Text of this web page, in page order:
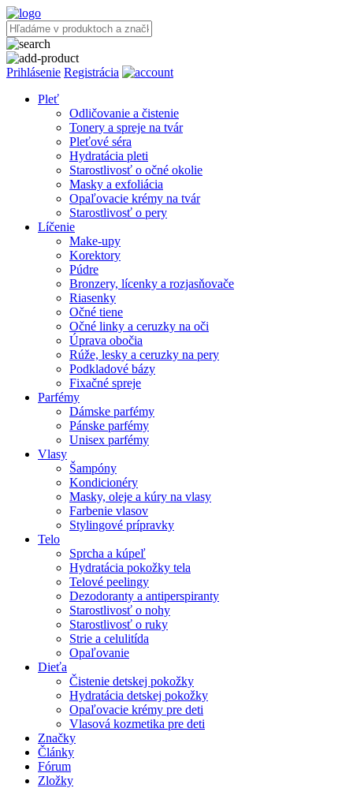
Prihlásenie Registrácia
Pleť
Odličovanie a čistenie
Tonery a spreje na tvár
Pleťové séra
Hydratácia pleti
Starostlivosť o očné okolie
Masky a exfoliácia
Opaľovacie krémy na tvár
Starostlivosť o pery
Líčenie
Make-upy
Korektory
Púdre
Bronzery, lícenky a rozjasňovače
Riasenky
Očné tiene
Očné linky a ceruzky na oči
Úprava obočia
Rúže, lesky a ceruzky na pery
Podkladové bázy
Fixačné spreje
Parfémy
Dámske parfémy
Pánske parfémy
Unisex parfémy
Vlasy
Šampóny
Kondicionéry
Masky, oleje a kúry na vlasy
Farbenie vlasov
Stylingové prípravky
Telo
Sprcha a kúpeľ
Hydratácia pokožky tela
Telové peelingy
Dezodoranty a antiperspiranty
Starostlivosť o nohy
Starostlivosť o ruky
Strie a celulitída
Opaľovanie
Dieťa
Čistenie detskej pokožky
Hydratácia detskej pokožky
Opaľovacie krémy pre deti
Vlasová kozmetika pre deti
Značky
Články
Fórum
Zložky